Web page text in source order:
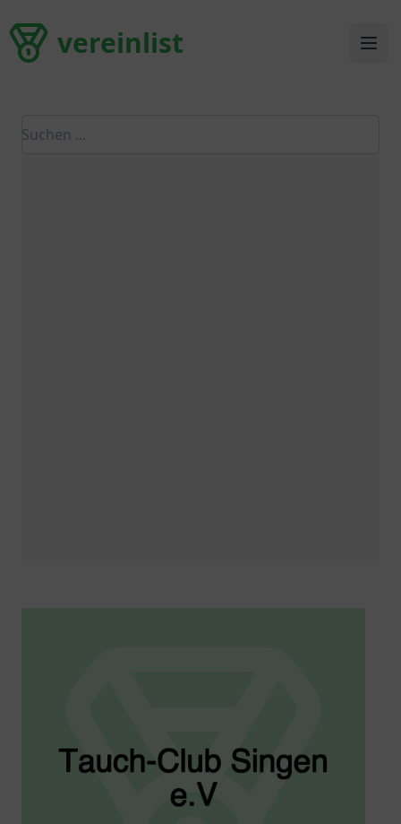
vereinlistvereinlist